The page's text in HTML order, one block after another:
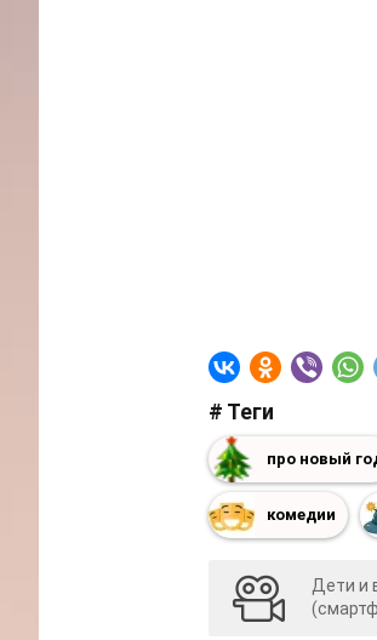
# Теги
про новый
комедии
Дети и